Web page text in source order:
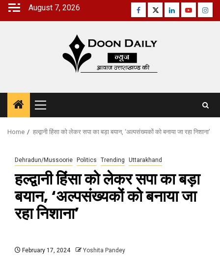
Skip
August 7, 2026 Facebook
TwitterLinkedinYoutube
Primary
Menu
Home हल्द्वानी हिंसा को लेकर सपा का बड़ा बयान, ‘अल्पसंख्यकों को बनाया जा रहा निशाना’
Dehradun/Mussoorie Politics Trending Uttarakhand
हल्द्वानी हिंसा को लेकर सपा का बड़ा
बयान, ‘अल्पसंख्यकों को बनाया जा
रहा निशाना’
February 17, 2024 Yoshita Pandey